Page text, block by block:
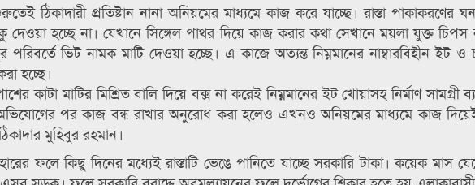
ঠিকাদারী প্রতিষ্টান নানা অনিয়মের মাধ্যমে কাজ করে যাচ্ছে। রাস্তা পাকাকরণের
হচ্ছে না। যেখানে সিঙ্গেল পাথর দিয়ে কাজ করার কথা সেখানে ময়লা যুক্ত চিপস
পরিবর্তে ভিট নামক মাটি দেওয়া হচ্ছে। এ কাজে অত্যন্ত নিম্নমানের নাম্বারবিহীন ইট ও
হচ্ছে।
কাটা মাটির মিশ্রিত বালি দিয়ে বক্স না করেই নিম্নমানের ইট খোয়াসহ নির্মাণ সামগ্রী
অভিযোগের পর কাজ বন্ধ রাখার অনুরোধ করা হলেও এখনও অনিয়মের মাধ্যমে কাজ
মুহিবুর রহমান।
ফলে কিছু দিনের মধ্যেই রাস্তাটি ভেঙে পানিতে যাচ্ছে সরকারি টাকা। কয়েক মাস